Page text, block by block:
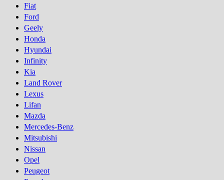
Fiat
Ford
Geely
Honda
Hyundai
Infinity
Kia
Land Rover
Lexus
Lifan
Mazda
Mercedes-Benz
Mitsubishi
Nissan
Opel
Peugeot